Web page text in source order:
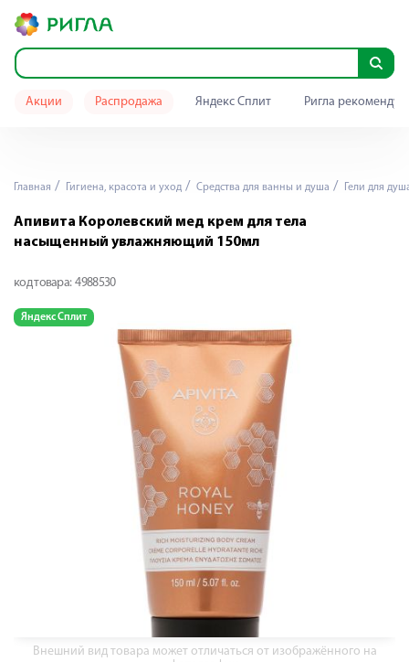
Акции Распродажа Яндекс Сплит Ригла
Главная Гигиена, красота и уход Средства для ванны и душа Гели для
Апивита Королевский мед крем для тела
насыщенный увлажняющий 150мл
код товара: 4988530
Яндекс Сплит
Внешний вид товара может отличаться от изображённого на